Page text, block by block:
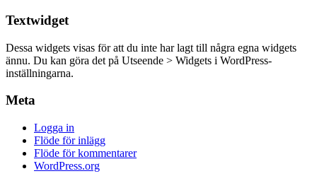
Textwidget
Dessa widgets visas för att du inte har lagt till några egna widgets
ännu. Du kan göra det på Utseende > Widgets i WordPress-
inställningarna.
Meta
Logga in
Flöde för inlägg
Flöde för kommentarer
WordPress.org